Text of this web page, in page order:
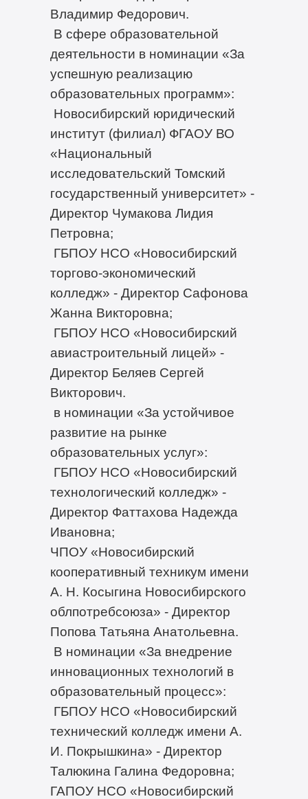
Владимир Федорович.
В сфере образовательной
деятельности в номинации «За
успешную реализацию
образовательных программ»:
Новосибирский юридический
институт (филиал) ФГАОУ ВО
«Национальный
исследовательский Томский
государственный университет» -
Директор Чумакова Лидия
Петровна;
ГБПОУ НСО «Новосибирский
торгово-экономический
колледж» - Директор Сафонова
Жанна Викторовна;
ГБПОУ НСО «Новосибирский
авиастроительный лицей» -
Директор Беляев Сергей
Викторович.
в номинации «За устойчивое
развитие на рынке
образовательных услуг»:
ГБПОУ НСО «Новосибирский
технологический колледж» -
Директор Фаттахова Надежда
Ивановна;
ЧПОУ «Новосибирский
кооперативный техникум имени
А. Н. Косыгина Новосибирского
облпотребсоюза» - Директор
Попова Татьяна Анатольевна.
В номинации «За внедрение
инновационных технологий в
образовательный процесс»:
ГБПОУ НСО «Новосибирский
технический колледж имени А.
И. Покрышкина» - Директор
Талюкина Галина Федоровна;
ГАПОУ НСО «Новосибирский